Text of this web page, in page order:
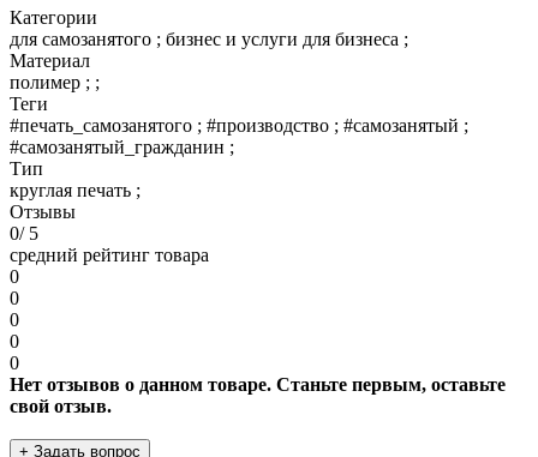
Категории
для самозанятого ; бизнес и услуги для бизнеса ;
Материал
полимер ; ;
Теги
#печать_самозанятого ; #производство ; #самозанятый ;
#самозанятый_гражданин ;
Тип
круглая печать ;
Отзывы
0/ 5
средний рейтинг товара
0
0
0
0
0
Нет отзывов о данном товаре. Станьте первым, оставьте
свой отзыв.
+ Задать вопрос